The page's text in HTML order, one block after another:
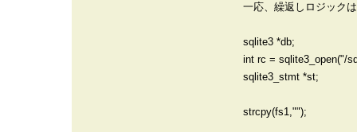
一応、繰返しロジック
sqlite3 *db;
int rc = sqlite3_open("/
sqlite3_stmt *st;
strcpy(fs1,"");